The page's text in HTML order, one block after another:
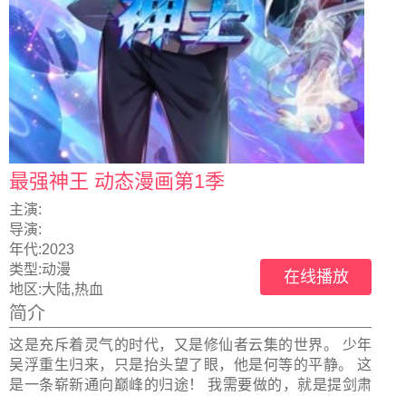
最强神王 动态漫画第1季
主演:
导演:
年代:2023
类型:动漫
地区:大陆,热血
在线播放
简介
这是充斥着灵气的时代，又是修仙者云集的世界。 少年
吴浮重生归来，只是抬头望了眼，他是何等的平静。 这
是一条崭新通向巅峰的归途！ 我需要做的，就是提剑肃